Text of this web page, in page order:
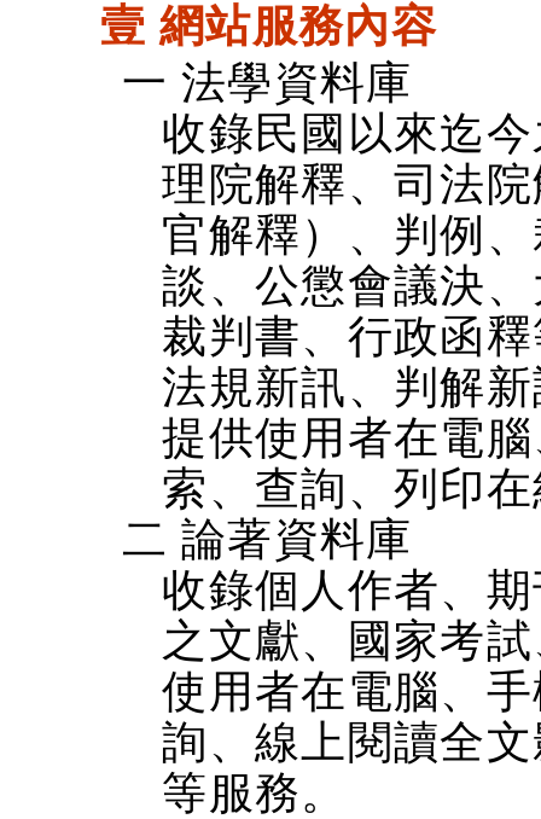
壹 網站服務內容
一 法學資料庫
收錄民國以來迄
理院解釋、司法
官解釋）、判例
談、公懲會議決
裁判書、行政函
法規新訊、判解
提供使用者在電
索、查詢、列印
二 論著資料庫
收錄個人作者、
之文獻、國家考
使用者在電腦、
詢、線上閱讀全
等服務。